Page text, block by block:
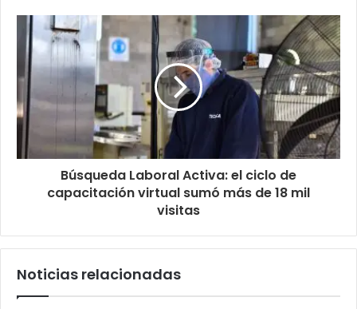
Búsqueda Laboral Activa: el ciclo de
capacitación virtual sumó más de 18 mil
visitas
Noticias relacionadas